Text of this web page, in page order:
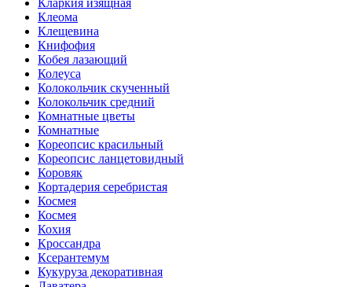
Клеома
Клещевина
Книфофия
Кобея лазающий
Колеуса
Колокольчик скученный
Колокольчик средний
Комнатные цветы
Комнатные
Кореопсис красильный
Кореопсис ланцетовидный
Коровяк
Кортадерия серебристая
Космея
Космея
Кохия
Кроссандра
Ксерантемум
Кукуруза декоративная